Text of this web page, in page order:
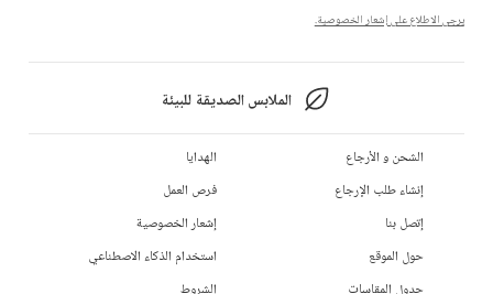
يرجى الاطلاع على إشعار الخصوصية.
الملابس الصديقة للبيئة
الشحن و الأرجاع
إنشاء طلب الإرجاع
إتصل بنا
حول الموقع
جدول المقاسات
الهدايا
فرص العمل
إشعار الخصوصية
استخدام الذكاء الاصطناعي
الشروط